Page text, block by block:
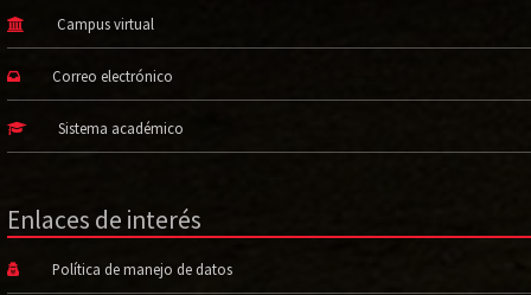
Campus virtual
Correo electrónico
Sistema académico
Enlaces de interés
Política de manejo de datos